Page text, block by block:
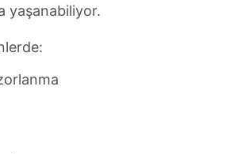
yaşanabiliyor.